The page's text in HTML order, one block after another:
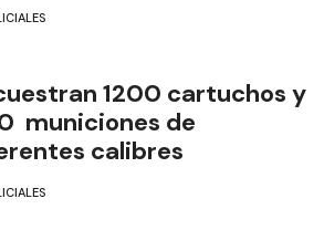
1200 cartuchos y
municiones de
calibres